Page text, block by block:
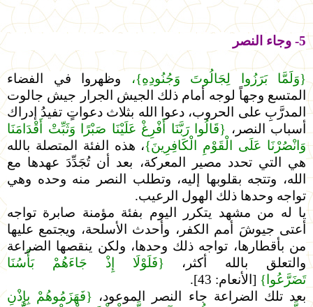
5- وجاء النصر
{وَلَمَّا بَرَزُوا لِجَالُوتَ وَجُنُودِهِ}،
وظهروا في الفضاء
المتسع وجهاً لوجه أمام ذلك الجيش الجرار جيش جالوت
المدرَّبِ على الحروب، دعوا الله بثلاث دعواتٍ تفيدُ إدراك
أسباب النصر، {قَالُوا رَبَّنَا أَفْرِغْ عَلَيْنَا صَبْرًا وَثَبِّتْ أَقْدَامَنَا
وَانْصُرْنَا عَلَى الْقَوْمِ الْكَافِرِينَ}، هذه الفئة المتصلة بالله
هي التي تحدد مصير المعركة، بعد أن تُجَدِّدَ عهدها مع
الله، وتتجه بقلوبها إليه، وتطلب النصر منه وحده وهي
تواجه وحدها ذلك الهول الرعيب.
يا له من مشهد يتكرر اليوم بفئة مؤمنة صابرة تواجه
أعتى جيوشَ أمم الكفر، وأحدث الأسلحة، ويجتمع عليها
من بأقطارها، تواجه ذلك وحدها، ولكن ينقصها الضراعة
والتعلق بالله أكثر، {فَلَوْلَا إِذْ جَاءَهُمْ بَأْسُنَا
تَضَرَّعُوا} [الأنعام: 43].
بعد تلك الضراعة جاء النصر الموعود، {فَهَزَمُوهُمْ بِإِذْنِ